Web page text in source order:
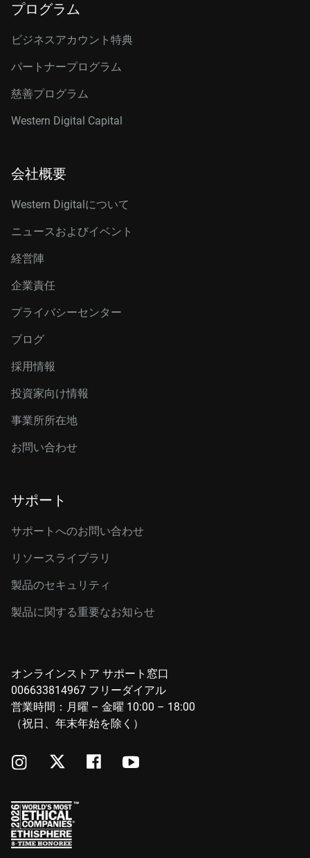
プログラム
ビジネスアカウント特典
パートナープログラム
慈善プログラム
Western Digital Capital
会社概要
Western Digitalについて
ニュースおよびイベント
経営陣
企業責任
プライバシーセンター
ブログ
採用情報
投資家向け情報
事業所所在地
お問い合わせ
サポート
サポートへのお問い合わせ
リソースライブラリ
製品のセキュリティ
製品に関する重要なお知らせ
オンラインストア サポート窓口
006633814967 フリーダイアル
営業時間：月曜 – 金曜 10:00 – 18:00
（祝日、年末年始を除く）